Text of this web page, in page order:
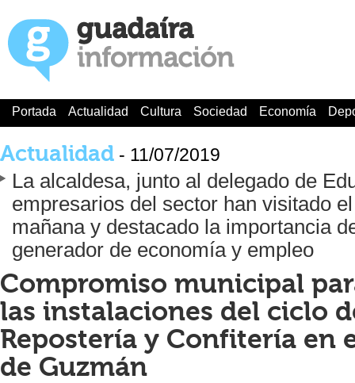
Portada Actualidad Cultura Sociedad Economía
Actualidad - 11/07/2019
La alcaldesa, junto al delegado de
empresarios del sector han visitado
mañana y destacado la importancia
generador de economía y empleo
Compromiso municipal
las instalaciones del ciclo
Repostería y Confitería en
de Guzmán